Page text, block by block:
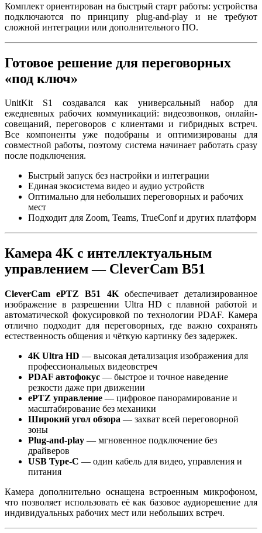
Комплект ориентирован на быстрый старт работы: устройства
подключаются по принципу plug-and-play и не требуют
сложной интеграции или дополнительного ПО.
Готовое решение для переговорных
«под ключ»
UnitKit S1 создавался как универсальный набор для
ежедневных рабочих коммуникаций: видеозвонков, онлайн-
совещаний, переговоров с клиентами и гибридных встреч.
Все компоненты уже подобраны и оптимизированы для
совместной работы, поэтому система начинает работать сразу
после подключения.
Быстрый запуск без настройки и интеграции
Единая экосистема видео и аудио устройств
Оптимально для небольших переговорных и рабочих
мест
Подходит для Zoom, Teams, TrueConf и других платформ
Камера 4K с интеллектуальным
управлением — CleverCam B51
CleverCam ePTZ B51 4Kобеспечивает детализированное
изображение в разрешении Ultra HD с плавной работой и
автоматической фокусировкой по технологии PDAF. Камера
отлично подходит для переговорных, где важно сохранять
естественность общения и чёткую картинку без задержек.
4K Ultra HD — высокая детализация изображения для
профессиональных видеовстреч
PDAF автофокус — быстрое и точное наведение
резкости даже при движении
ePTZ управление — цифровое панорамирование и
масштабирование без механики
Широкий угол обзора — захват всей переговорной
зоны
Plug-and-play — мгновенное подключение без
драйверов
USB Type-C — один кабель для видео, управления и
питания
Камера дополнительно оснащена встроенным микрофоном,
что позволяет использовать её как базовое аудиорешение для
индивидуальных рабочих мест или небольших встреч.